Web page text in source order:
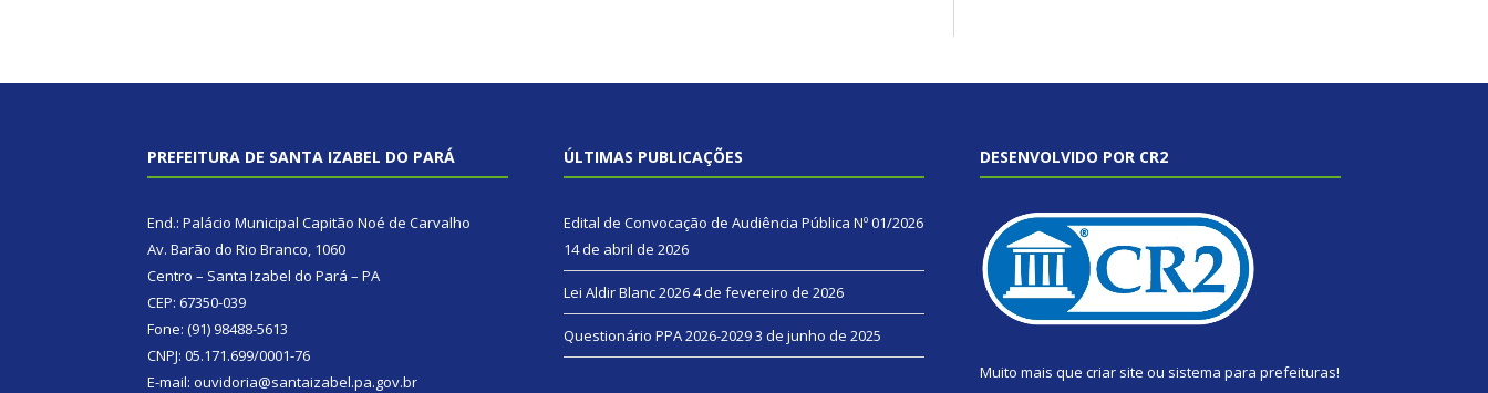
PREFEITURA DE SANTA IZABEL DO PARÁ
End.: Palácio Municipal Capitão Noé de Carvalho
Av. Barão do Rio Branco, 1060
Centro – Santa Izabel do Pará – PA
CEP: 67350-039
Fone: (91) 98488-5613
CNPJ: 05.171.699/0001-76
E-mail: ouvidoria@santaizabel.pa.gov.br
ÚLTIMAS PUBLICAÇÕES
Edital de Convocação de Audiência Pública Nº 01/2026
14 de abril de 2026
Lei Aldir Blanc 20264 de fevereiro de 2026
Questionário PPA 2026-20293 de junho de 2025
DESENVOLVIDO POR CR2
Muito mais que criar site ou sistema para prefeituras!